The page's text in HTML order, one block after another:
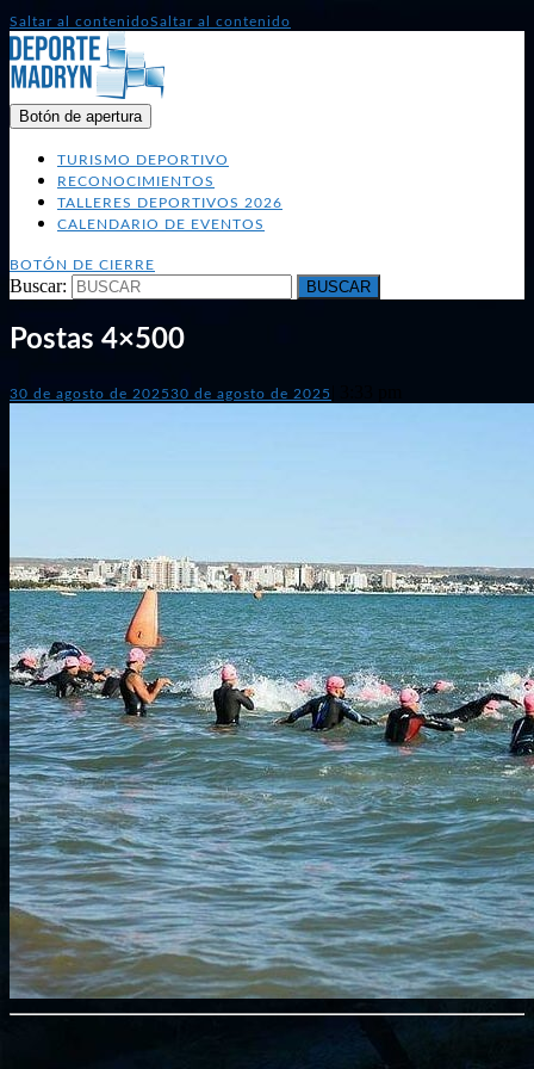
Saltar al contenidoSaltar al contenido
Botón de apertura
TURISMO DEPORTIVO
RECONOCIMIENTOS
TALLERES DEPORTIVOS 2026
CALENDARIO DE EVENTOS
BOTÓN DE CIERRE
Buscar:
Postas 4×500
30 de agosto de 202530 de agosto de 2025